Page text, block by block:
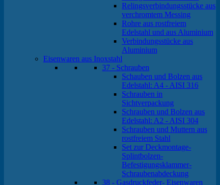
Relingsverbindungsstücke aus
verchromtem Messing
Rohre aus rostfreiem
Edelstahl und aus Aluminium
Verbindungsstücke aus
Aluminium
Eisenwaren aus Inoxstahl
37 - Schrauben
Schauben und Bolzen aus
Edelstahl: A4 - AISI 316
Schrauben in
Sichtverpackung
Schrauben und Bolzen aus
Edelstahl: A2 - AISI 304
Schrauben und Muttern aus
rostfreiem Stahl
Set zur Deckmontage-
Splintbolzen-
Befestigungsklammer-
Schraubenabdeckung
38 - Gasdruckfeder- Eisenwaren